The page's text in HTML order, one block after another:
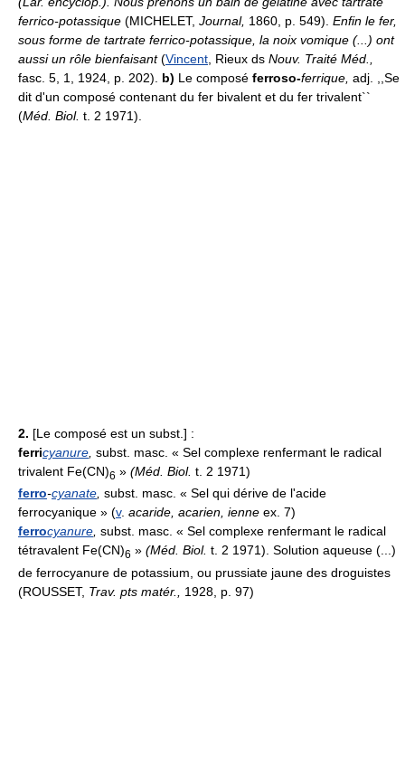
ferrico-potassique (MICHELET, Journal, 1860, p. 549). Enfin le fer,
sous forme de tartrate ferrico-potassique, la noix vomique (...) ont
aussi un rôle bienfaisant(Vincent , Rieux ds Nouv. Traité Méd.,
fasc. 5, 1, 1924, p. 202). b) Le composé ferroso-ferrique, adj. ,,Se
dit d'un composé contenant du fer bivalent et du fer trivalent``
(Méd. Biol. t. 2 1971).
2. [Le composé est un subst.] :
ferricyanure subst. masc. « Sel complexe renfermant le radical
trivalent Fe(CN)6 » (Méd. Biol. t. 2 1971)
ferro-cyanate, subst. masc. « Sel qui dérive de l'acide
ferrocyanique » (v. acaride, acarien, ienne ex. 7)
ferrocyanure, subst. masc. « Sel complexe renfermant le radical
tétravalent Fe(CN)6 » (Méd. Biol. t. 2 1971). Solution aqueuse (...)
de ferrocyanure de potassium, ou prussiate jaune des droguistes
(ROUSSET, Trav. pts matér., 1928, p. 97)